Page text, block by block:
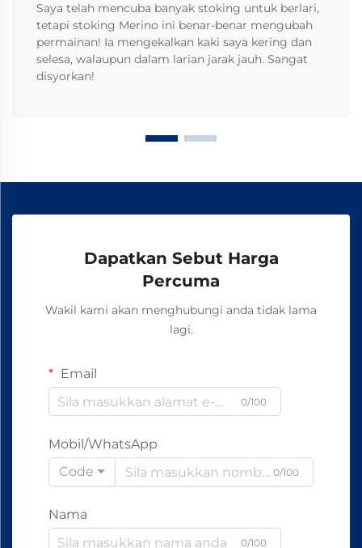
Saya telah mencuba banyak stoking untuk berlari,
tetapi stoking Merino ini benar-benar mengubah
permainan! Ia mengekalkan kaki saya kering dan
selesa, walaupun dalam larian jarak jauh. Sangat
disyorkan!
Dapatkan Sebut Harga
Percuma
Wakil kami akan menghubungi anda tidak lama
lagi.
Email
0/100
Mobil/WhatsApp
Code
0/100
Nama
0/100